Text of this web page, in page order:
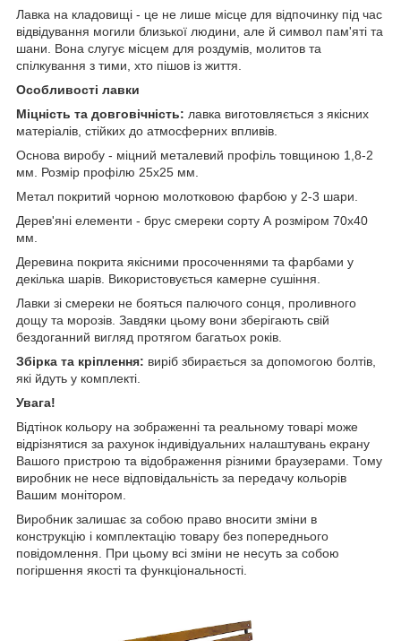
Лавка на кладовищі - це не лише місце для відпочинку під час
відвідування могили близької людини, але й символ пам'яті та
шани. Вона слугує місцем для роздумів, молитов та
спілкування з тими, хто пішов із життя.
Особливості лавки
Міцність та довговічність: лавка виготовляється з якісних
матеріалів, стійких до атмосферних впливів.
Основа виробу - міцний металевий профіль товщиною 1,8-2
мм. Розмір профілю 25х25 мм.
Метал покритий чорною молотковою фарбою у 2-3 шари.
Дерев'яні елементи - брус смереки сорту А розміром 70х40
мм.
Деревина покрита якісними просоченнями та фарбами у
декілька шарів. Використовується камерне сушіння.
Лавки зі смереки не бояться палючого сонця, проливного
дощу та морозів. Завдяки цьому вони зберігають свій
бездоганний вигляд протягом багатьох років.
Збірка та кріплення: виріб збирається за допомогою болтів,
які йдуть у комплекті.
Увага!
Відтінок кольору на зображенні та реальному товарі може
відрізнятися за рахунок індивідуальних налаштувань екрану
Вашого пристрою та відображення різними браузерами. Тому
виробник не несе відповідальність за передачу кольорів
Вашим монітором.
Виробник залишає за собою право вносити зміни в
конструкцію і комплектацію товару без попереднього
повідомлення. При цьому всі зміни не несуть за собою
погіршення якості та функціональності.